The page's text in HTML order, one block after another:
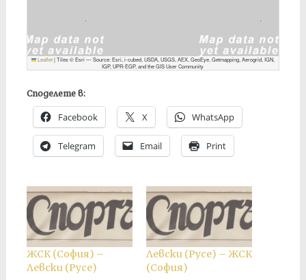
Leaflet |Tiles © Esri — Source: Esri, i-cubed, USDA, USGS, AEX, GeoEye, Getmapping, Aerogrid, IGN,
IGP, UPR-EGP, and the GIS User Community
Споделете в:
Facebook X WhatsApp
Telegram Email Print
ЖСК (София) –
Левски (Русе)
Левски (Русе) – ЖСК
(София)